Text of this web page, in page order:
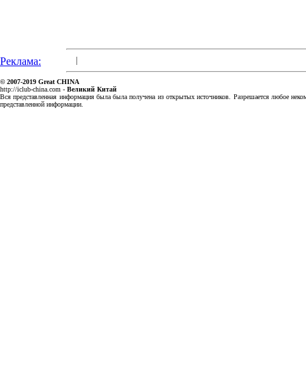
Реклама:
© 2007-2019 Great CHINA
http://iclub-china.com - Великий Китай
Вся представленная информация была была получена из открытых источников. Разрешается любое
представленной информации.